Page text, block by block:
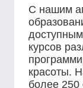
С нашим
курсов
красоты.
более 250